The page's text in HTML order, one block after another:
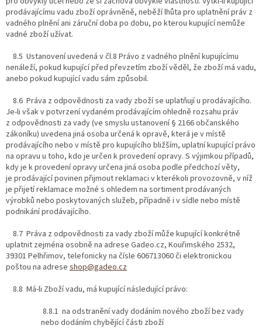
prodávajícímu vadu zboží oprávněně, neběží lhůta pro uplatnění práv z
vadného plnění ani záruční doba po dobu, po kterou kupující nemůže
vadné zboží užívat.
8.5 Ustanovení uvedená v čl.8 Právo z vadného plnění kupujícímu
nenáleží, pokud kupující před převzetím zboží věděl, že zboží má vadu,
anebo pokud kupující vadu sám způsobil.
8.6 Práva z odpovědnosti za vady zboží se uplatňují u prodávajícího.
Je-li však v potvrzení vydaném prodávajícím ohledně rozsahu práv
z odpovědnosti za vady (ve smyslu ustanovení § 2166 občanského
zákoníku) uvedena jiná osoba určená k opravě, která je v místě
prodávajícího nebo v místě pro kupujícího bližším, uplatní kupující právo
na opravu u toho, kdo je určen k provedení opravy. S výjimkou případů,
kdy je k provedení opravy určena jiná osoba podle předchozí věty,
je prodávající povinen přijmout reklamaci v kterékoli provozovně, v níž
je přijetí reklamace možné s ohledem na sortiment prodávaných
výrobků nebo poskytovaných služeb, případně i v sídle nebo místě
podnikání prodávajícího.
8.7 Práva z odpovědnosti za vady zboží může kupující konkrétně
uplatnit zejména osobně na adrese Gadeo.cz, Kouřimského 2532,
39301 Pelhřimov, telefonicky na čísle 606713060 či elektronickou
poštou na adrese shop@gadeo.cz
8.8 Má-li Zboží vadu, má kupující následující právo:
8.8.1 na odstranění vady dodáním nového zboží bez vady
nebo dodáním chybějící části zboží